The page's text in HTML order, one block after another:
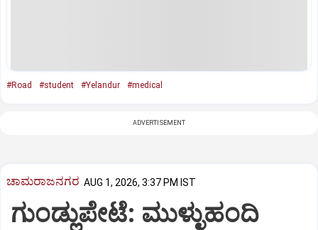
#Road #student #Yelandur #medical
ADVERTISEMENT
ಚಾಮರಾಜನಗರ AUG 1, 2026, 3:37 PM IST
ಗುಂಡ್ಲುಪೇಟೆ: ಮುಳ್ಳುಹಂದಿ